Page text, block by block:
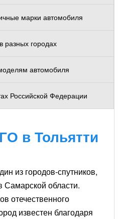
марки автомобиля
городах
автомобиля
Российской Федерации
в Тольятти
из городов-спутников,
области.
отечественного
известен благодаря